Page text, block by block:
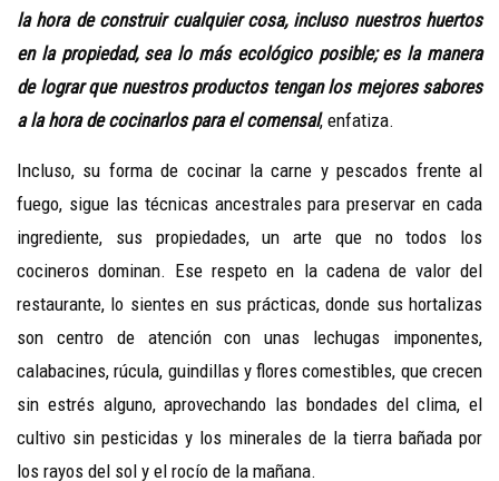
la hora de construir cualquier cosa, incluso nuestros huertos
en la propiedad, sea lo más ecológico posible; es la manera
de lograr que nuestros productos tengan los mejores sabores
a la hora de cocinarlos para el comensal, enfatiza.
Incluso, su forma de cocinar la carne y pescados frente al
fuego, sigue las técnicas ancestrales para preservar en cada
ingrediente, sus propiedades, un arte que no todos los
cocineros dominan. Ese respeto en la cadena de valor del
restaurante, lo sientes en sus prácticas, donde sus hortalizas
son centro de atención con unas lechugas imponentes,
calabacines, rúcula, guindillas y flores comestibles, que crecen
sin estrés alguno, aprovechando las bondades del clima, el
cultivo sin pesticidas y los minerales de la tierra bañada por
los rayos del sol y el rocío de la mañana.